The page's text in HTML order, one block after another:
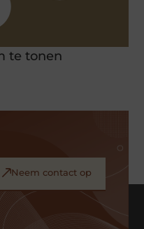
te tonen
Neem contact op